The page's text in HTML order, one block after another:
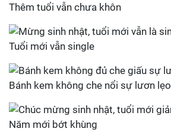
Thêm tuổi vẫn chưa khôn
Tuổi mới vẫn single
Bánh kem không che nổi sự lươn lẹo
Năm mới bớt khùng